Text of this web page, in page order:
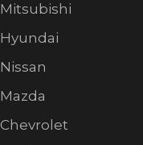
Mitsubishi
Hyundai
Nissan
Mazda
Chevrolet